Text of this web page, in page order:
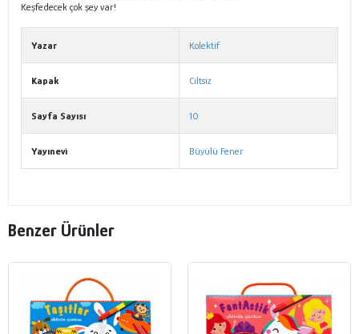
Keşfedecek çok şey var!
Yazar Kolektif
Kapak Ciltsiz
Sayfa Sayısı 10
Yayınevi Büyülü Fener
Benzer Ürünler